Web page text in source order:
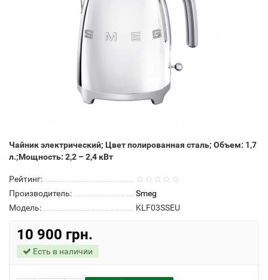
Чайник электрический; Цвет полированная сталь; Объем: 1,7
л.;Мощность: 2,2 – 2,4 кВт
Рейтинг:
Производитель:
Smeg
Модель:
KLF03SSEU
10 900 грн.
Есть в наличии